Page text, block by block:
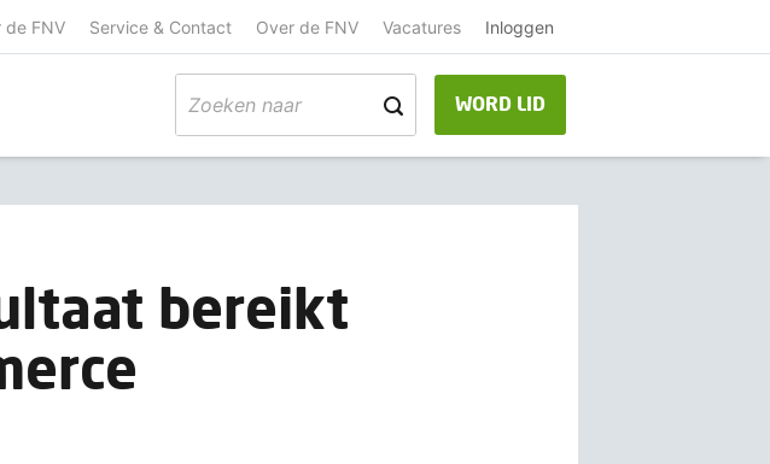
de FNV Service & Contact Over de FNV Vacatures Inloggen
WORD LID
bereikt